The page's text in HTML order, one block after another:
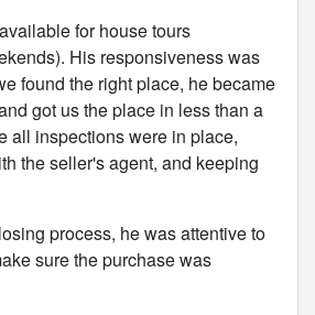
for house tours
His responsiveness was
found the right place, he became
got us the place in less than a
all inspections were in place,
the seller's agent, and keeping
process, he was attentive to
sure the purchase was